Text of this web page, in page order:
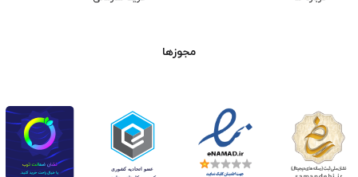
مجوزها